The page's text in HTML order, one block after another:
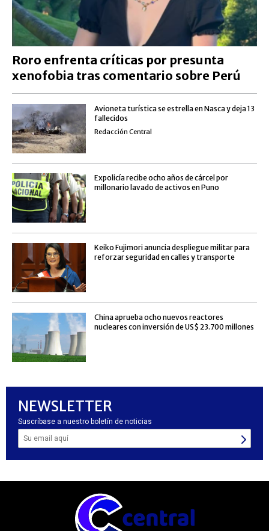
Roro enfrenta críticas por presunta
xenofobia tras comentario sobre Perú
Avioneta turística se estrella en Nasca y deja 13
fallecidos
Redacción Central
Expolicía recibe ocho años de cárcel por
millonario lavado de activos en Puno
Keiko Fujimori anuncia despliegue militar para
reforzar seguridad en calles y transporte
China aprueba ocho nuevos reactores
nucleares con inversión de US$ 23.700 millones
NEWSLETTER
Suscríbase a nuestro boletín de noticias